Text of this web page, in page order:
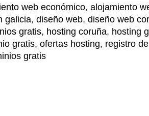
web económico, alojamiento
galicia, diseño web, diseño web
gratis, hosting coruña, hosting
gratis, ofertas hosting, registro
gratis